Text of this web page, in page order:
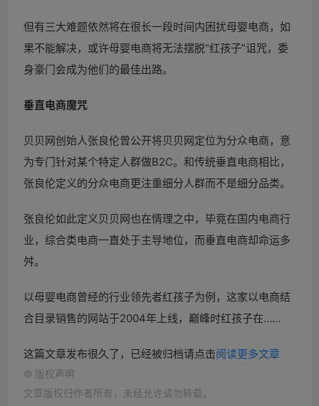
但有三大难题依然将在很长一段时间内困扰母婴电商，如
果不能解决，或许母婴电商将无法摆脱“红孩子”诅咒，委
身豪门会成为他们的最佳出路。
垂直电商魔咒
贝贝网创始人张良伦曾公开将贝贝网定位为分众电商，意
为专门针对某个特定人群做B2C。和传统垂直电商相比，
张良伦定义的分众电商更注重细分人群而不是细分品类。
张良伦如此定义贝贝网也在情理之中，毕竟在国内电商行
业，综合类电商一直处于主导地位，而垂直电商却命运多
舛。
以母婴电商曾经的行业领先者红孩子为例，这家以电商结
合目录销售的网站于2004年上线，巅峰时红孩子在……
这篇文章发布很久了，已经被归档请点击阅读更多文章
© 版权声明
文章版权归作者所有，未经允许请勿转载。